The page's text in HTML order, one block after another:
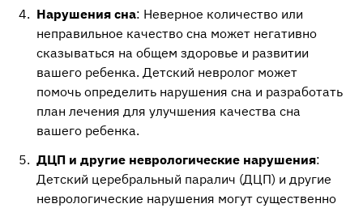
Нарушения сна: Неверное количество или
неправильное качество сна может негативно
сказываться на общем здоровье и развитии
вашего ребенка. Детский невролог может
помочь определить нарушения сна и разработать
план лечения для улучшения качества сна
вашего ребенка.
ДЦП и другие неврологические нарушения:
Детский церебральный паралич (ДЦП) и другие
неврологические нарушения могут существенно